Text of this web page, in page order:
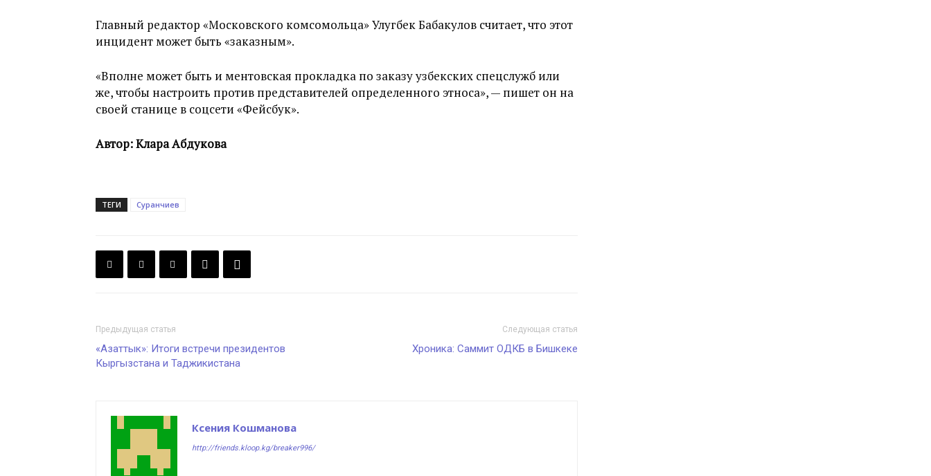
Главный редактор «Московского комсомольца» Улугбек Бабакулов считает, что этот
инцидент может быть «заказным».
«Вполне может быть и ментовская прокладка по заказу узбекских спецслужб или
же, чтобы настроить против представителей определенного этноса», — пишет он на
своей станице в соцсети «Фейсбук».
Автор: Клара Абдукова
ТЕГИ Суранчиев
Предыдущая статья
«Азаттык»: Итоги встречи президентов
Кыргызстана и Таджикистана
Следующая статья
Хроника: Саммит ОДКБ в Бишкеке
Ксения Кошманова
http://friends.kloop.kg/breaker996/